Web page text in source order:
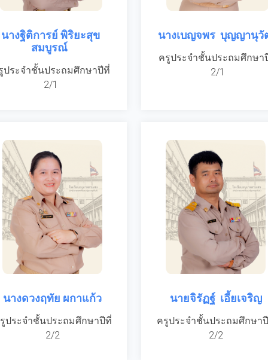
นางฐิติการย์ พิริยะสุข
สมบูรณ์
ประจำชั้นประถมศึกษาปีที่
2/1
นางเบญจพร บุญญานุวั
ครูประจำชั้นประถมศึกษา
2/1
นางดวงฤทัย ผกาแก้ว
ประจำชั้นประถมศึกษาปีที่
2/2
นายจิรัฏฐ์ เอี้ยเจริญ
ครูประจำชั้นประถมศึกษา
2/2